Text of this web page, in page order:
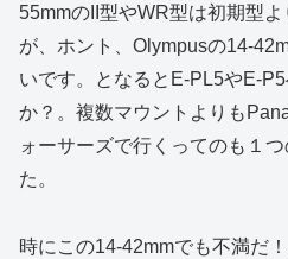
55mmのII型やWR型は初期型
が、ホント、Olympusの14-
いです。となるとE-PL5やE-
か？。複数マウントよりも
ォーサーズで行くってのも１
た。
時にこの14-42mmでも不満だ